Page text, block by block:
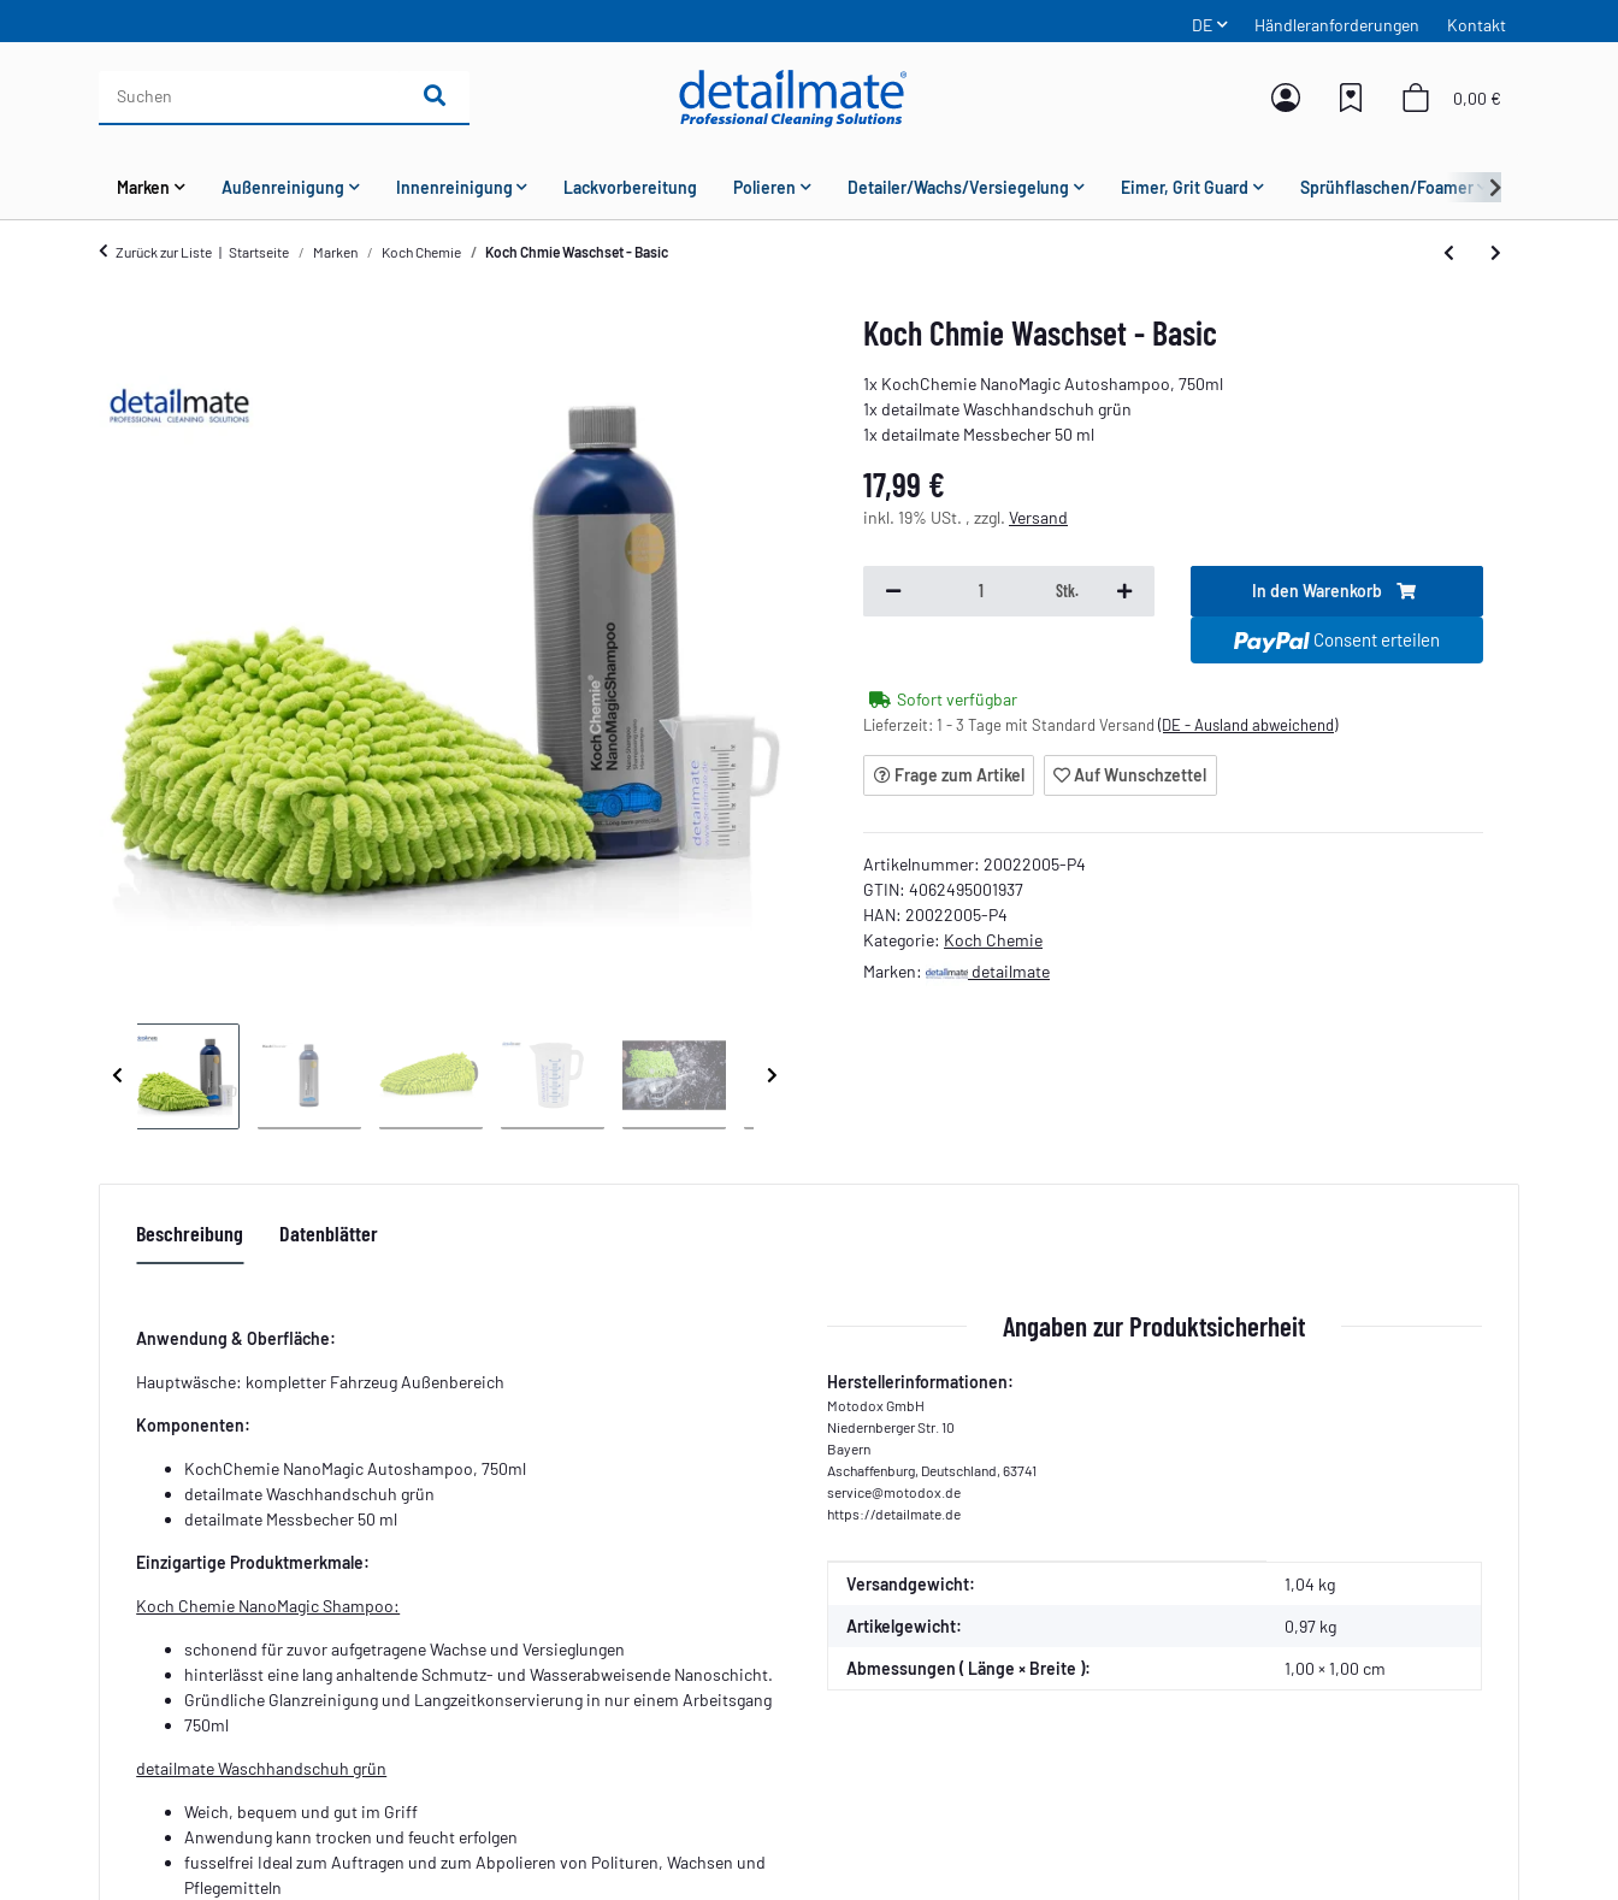
DE Händleranforderungen Kontakt
0,00 €
Marken Außenreinigung Innenreinigung Lackvorbereitung Polieren Detailer/Wachs/Versiegelung Eimer, Grit Guard Sprühflaschen/Foamer
Zurück zur Liste Startseite Marken Koch Chemie Koch Chmie Waschset - Basic
Koch Chmie Waschset - Basic
1x KochChemie NanoMagic Autoshampoo, 750ml
1x detailmate Waschhandschuh grün
1x detailmate Messbecher 50 ml
17,99 €
inkl. 19% USt. , zzgl. Versand
Stk. In den Warenkorb
Consent erteilen
Sofort verfügbar
Lieferzeit: 1 - 3 Tage mit Standard Versand (DE - Ausland abweichend)
Frage zum Artikel Auf Wunschzettel
Artikelnummer: 20022005-P4
GTIN: 4062495001937
HAN: 20022005-P4
Kategorie: Koch Chemie
Marken:
detailmate
Beschreibung Datenblätter
Anwendung & Oberfläche:
Hauptwäsche: kompletter Fahrzeug Außenbereich
Komponenten:
KochChemie NanoMagic Autoshampoo, 750ml
detailmate Waschhandschuh grün
detailmate Messbecher 50 ml
Einzigartige Produktmerkmale:
Koch Chemie NanoMagic Shampoo:
schonend für zuvor aufgetragene Wachse und Versieglungen
hinterlässt eine lang anhaltende Schmutz- und Wasserabweisende Nanoschicht.
Gründliche Glanzreinigung und Langzeitkonservierung in nur einem Arbeitsgang
750ml
detailmate Waschhandschuh grün
Weich, bequem und gut im Griff
Anwendung kann trocken und feucht erfolgen
fusselfrei Ideal zum Auftragen und zum Abpolieren von Polituren, Wachsen und
Pflegemitteln
Angaben zur Produktsicherheit
Herstellerinformationen:
Motodox GmbH
Niedernberger Str. 10
Bayern
Aschaffenburg, Deutschland, 63741
service@motodox.de
https://detailmate.de
Produkteigenschaft
Wert
Versandgewicht: 1,04 kg
Artikelgewicht: 0,97 kg
Abmessungen ( Länge × Breite ): 1,00 × 1,00 cm